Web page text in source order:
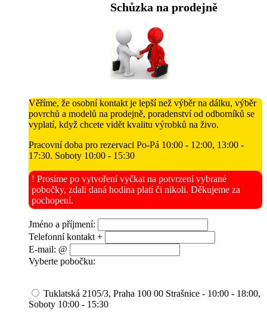
Schůzka na prodejně
Věříme, že osobní kontakt je lepší než výběr na dálku, výběr
povrchů a modelů na prodejně, poradenství od odborníků se
vyplatí, když chcete vidět kvalitu výrobků na živo.
Pracovní doba pro rezervaci Po-Pá 10:00 - 12:00, 13:00 -
17:30. Soboty 10:00 - 15:30
! Prosíme po vytvoření vyčkat na potvrzení vybrané
pobočky, zdali daná hodina platí či nikoli. Děkujeme za
pochopení.
Jméno a příjmení:
Telefonní kontakt +
E-mail: @
Vyberte pobočku:
Tuklatská 2105/3, Praha 100 00 Strašnice - 10:00 - 18:00,
Soboty 10:00 - 15:30